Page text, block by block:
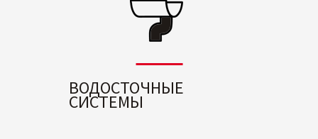
ВОДОСТОЧНЫЕ
СИСТЕМЫ